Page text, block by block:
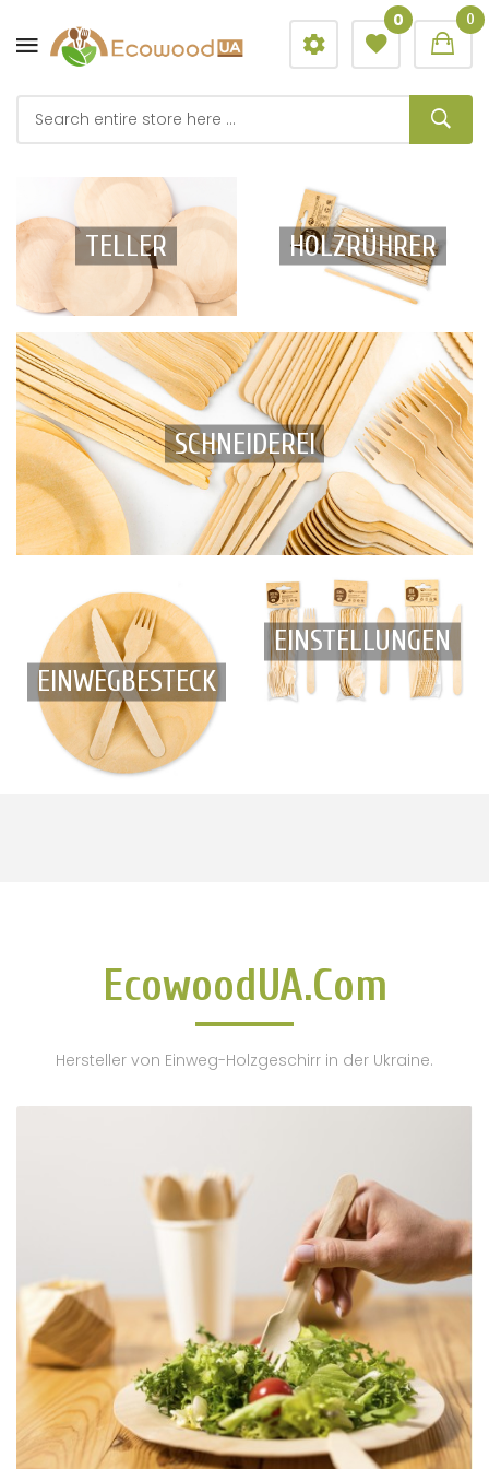
0 0
TELLER HOLZRÜHRER
EINWEGBESTECK
SCHNEIDEREI
EINSTELLUNGEN
EcowoodUA.Com
Hersteller von Einweg-Holzgeschirr in der Ukraine.